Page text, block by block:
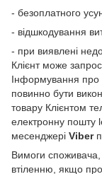
- безоплатного
- відшкодування
- при виявлені
Клієнт може
Інформування про
повинно бути
товару Клієнтом
електронну пошту
месенджері Viber
Вимоги споживача,
втіленню, якщо